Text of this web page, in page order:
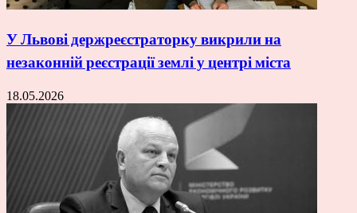
У Львові держреєстраторку викрили на
незаконній реєстрації землі у центрі міста
18.05.2026